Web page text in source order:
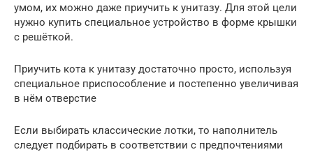
умом, их можно даже приучить к унитазу. Для этой цели
нужно купить специальное устройство в форме крышки
с решёткой.
Приучить кота к унитазу достаточно просто, используя
специальное приспособление и постепенно увеличивая
в нём отверстие
Если выбирать классические лотки, то наполнитель
следует подбирать в соответствии с предпочтениями